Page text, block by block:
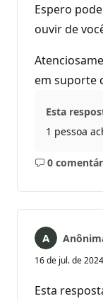
Espero
ouvir de
em suporte
Esta
1 pessoa
0
Sem
16 de jul. de
Esta